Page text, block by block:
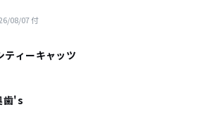
08/07付
ティーキャッツ
歯's